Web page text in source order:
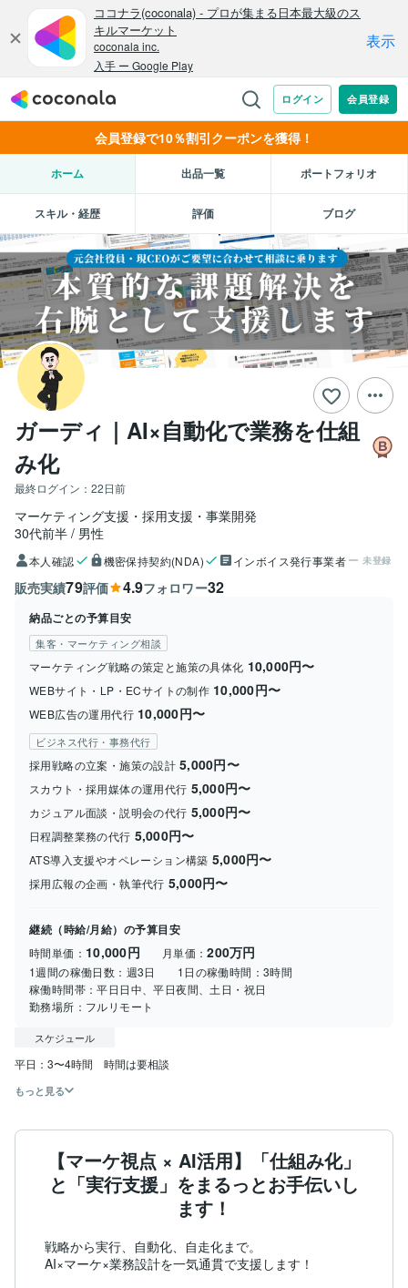
会員登録で10％割引クーポンを獲得！
ホーム 出品一覧 ポートフォリオ
スキル・経歴 評価 ブログ
ガーディ｜AI×自動化で業務を仕組
み化
最終ログイン： 22日前
マーケティング支援・採用支援・事業開発
30代前半
男性
本人確認 機密保持契約(NDA) インボイス発行事業者 未登録
販売実績79評価 4.9フォロワー32
納品ごとの予算目安
集客・マーケティング相談
マーケティング戦略の策定と施策の具体化 10,000円〜
WEBサイト・LP・ECサイトの制作 10,000円〜
WEB広告の運用代行 10,000円〜
ビジネス代行・事務代行
採用戦略の立案・施策の設計 5,000円〜
スカウト・採用媒体の運用代行 5,000円〜
カジュアル面談・説明会の代行 5,000円〜
日程調整業務の代行 5,000円〜
ATS導入支援やオペレーション構築 5,000円〜
採用広報の企画・執筆代行 5,000円〜
継続（時給/月給）の予算目安
時間単価： 10,000円 月単価：200万円
1週間の稼働日数： 週3日 1日の稼働時間：3時間
稼働時間帯：平日日中、平日夜間、土日・祝日
勤務場所： フルリモート
スケジュール
もっと見る
【マーケ視点 × AI活用】「仕組み化」
と「実行支援」をまるっとお手伝いし
ます！
戦略から実行、自動化、自走化まで。
AI×マーケ×業務設計を一気通貫で支援します！